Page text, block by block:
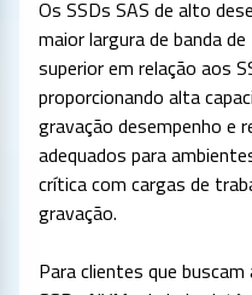
Os SSDs SAS de alto
maior largura de banda
superior em relação aos
proporcionando alta
gravação desempenho e
adequados para
crítica com cargas de
gravação.
Para clientes que